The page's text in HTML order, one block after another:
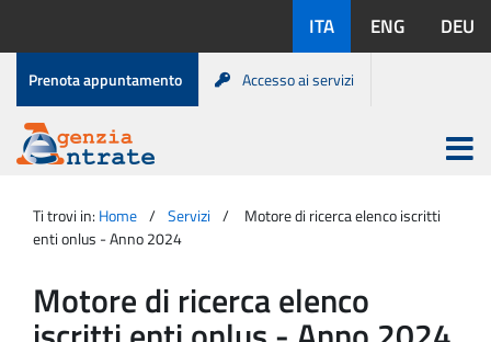
contenuto
disponibili:
ITA ENG DEU
Menu
di
servizio
Prenota appuntamento Accesso ai servizi
Agenzia
Entrate
Apri
menu
principale
Ti trovi in: Home Servizi
Motore di ricerca elenco iscritti
enti onlus - Anno 2024
Motore di ricerca elenco